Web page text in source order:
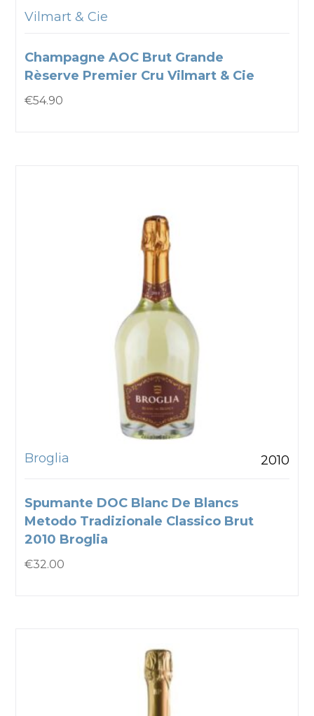
Vilmart & Cie
Champagne AOC Brut Grande
Rèserve Premier Cru Vilmart & Cie
€54.90
Broglia 2010
Spumante DOC Blanc De Blancs
Metodo Tradizionale Classico Brut
2010 Broglia
€32.00